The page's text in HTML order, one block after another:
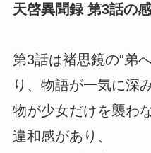
天啓異聞録 第3話の
第3話は褚思鏡の“弟
り、物語が一気に深
物が少女だけを襲わ
違和感があり、